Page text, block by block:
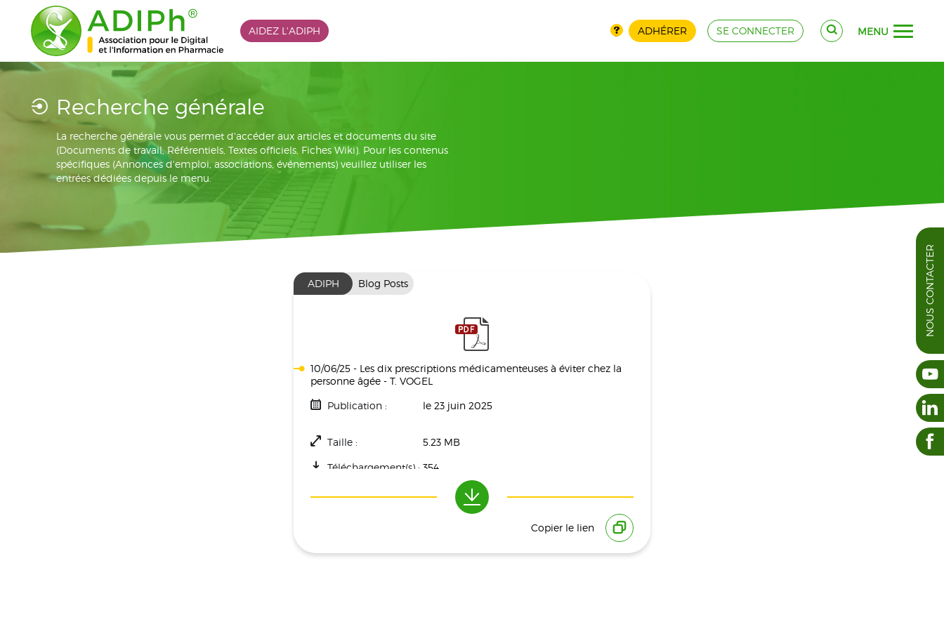
AIDEZ L'ADIPH ADHÉRER SE CONNECTER MENU
Recherche générale
La recherche générale vous permet d'accéder aux articles et documents du site
(Documents de travail, Référentiels, Textes officiels, Fiches Wiki). Pour les contenus
spécifiques (Annonces d'emploi, associations, événements) veuillez utiliser les
entrées dédiées depuis le menu.
ADIPH Blog Posts
10/06/25 - Les dix prescriptions médicamenteuses à éviter chez la
personne âgée - T. VOGEL
Publication : le 23 juin 2025
Taille : 5.23 MB
Téléchargement(s) : 354
Copier le lien
NOUS CONTACTER